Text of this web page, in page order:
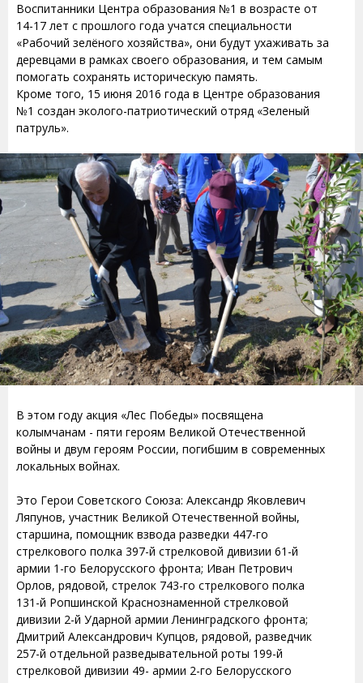
Воспитанники Центра образования №1 в возрасте от
14-17 лет с прошлого года учатся специальности
«Рабочий зелёного хозяйства», они будут ухаживать за
деревцами в рамках своего образования, и тем самым
помогать сохранять историческую память.
Кроме того, 15 июня 2016 года в Центре образования
№1 создан эколого-патриотический отряд «Зеленый
патруль».
В этом году акция «Лес Победы» посвящена
колымчанам - пяти героям Великой Отечественной
войны и двум героям России, погибшим в современных
локальных войнах.
Это Герои Советского Союза: Александр Яковлевич
Ляпунов, участник Великой Отечественной войны,
старшина, помощник взвода разведки 447-го
стрелкового полка 397-й стрелковой дивизии 61-й
армии 1-го Белорусского фронта; Иван Петрович
Орлов, рядовой, стрелок 743-го стрелкового полка
131-й Ропшинской Краснознаменной стрелковой
дивизии 2-й Ударной армии Ленинградского фронта;
Дмитрий Александрович Купцов, рядовой, разведчик
257-й отдельной разведывательной роты 199-й
стрелковой дивизии 49- армии 2-го Белорусского